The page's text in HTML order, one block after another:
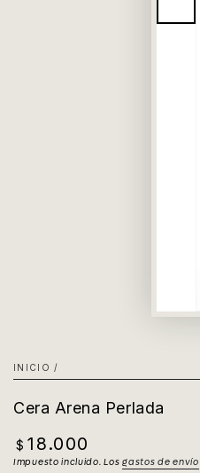
INICIO /
Cera Arena Perlada
Precio
regular
$ 18.000
Impuesto incluido. Losgastos de envío